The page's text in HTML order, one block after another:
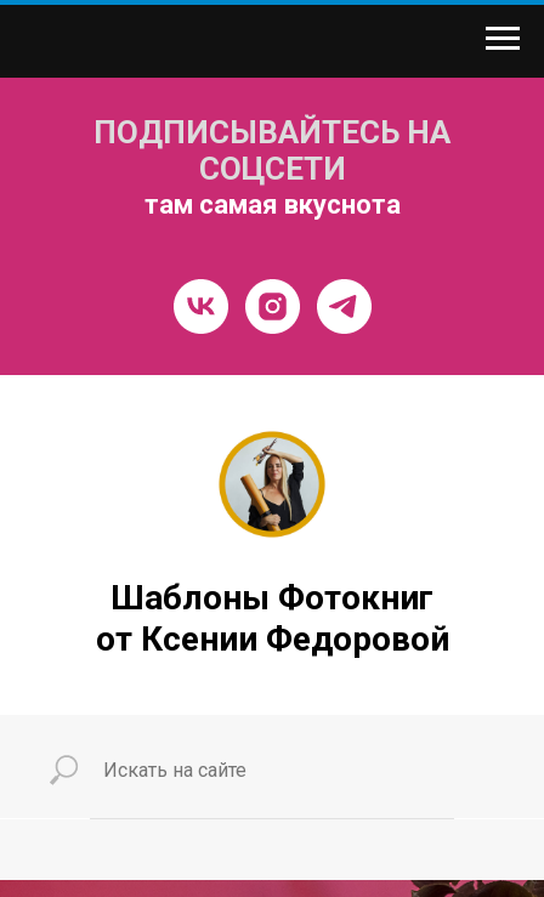
ПОДПИСЫВАЙТЕСЬ НА
СОЦСЕТИ
там самая вкуснота
Шаблоны Фотокниг
от Ксении Федоровой